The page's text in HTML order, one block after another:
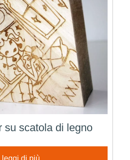
su scatola di legno
leggi di più